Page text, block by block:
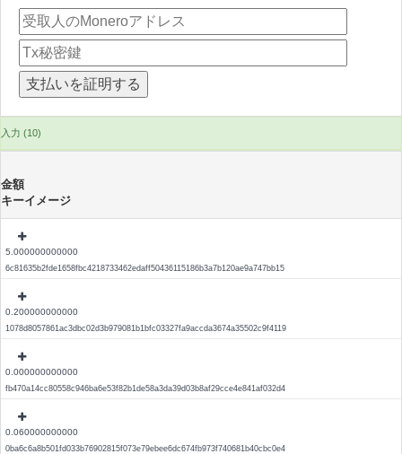
入力 (10)
金額
キーイメージ
5.000000000000
6c81635b2fde1658fbc4218733462edaff50436115186b3a7b120ae9a747bb15
0.200000000000
1078d8057861ac3dbc02d3b979081b1bfc03327fa9accda3674a35502c9f4119
0.000000000000
fb470a14cc80558c946ba6e53f82b1de58a3da39d03b8af29cce4e841af032d4
0.060000000000
0ba6c6a8b501fd033b76902815f073e79ebee6dc674fb973f740681b40cbc0e4